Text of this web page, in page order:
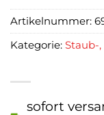
sofort
Artikelnummer:
Kategorie: Staub-